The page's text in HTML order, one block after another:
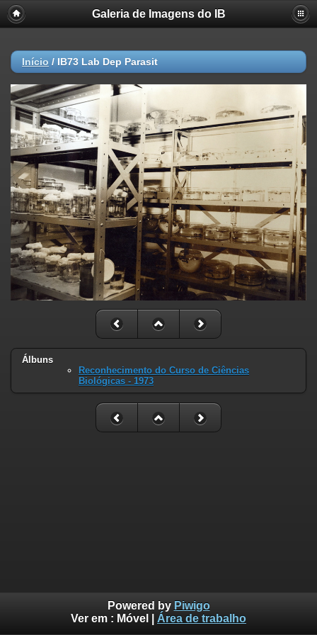
Galeria de Imagens do IB
Início / IB73 Lab Dep Parasit
Álbuns
Reconhecimento do Curso de Ciências
Biológicas - 1973
Powered by Piwigo
Ver em : Móvel Área de trabalho